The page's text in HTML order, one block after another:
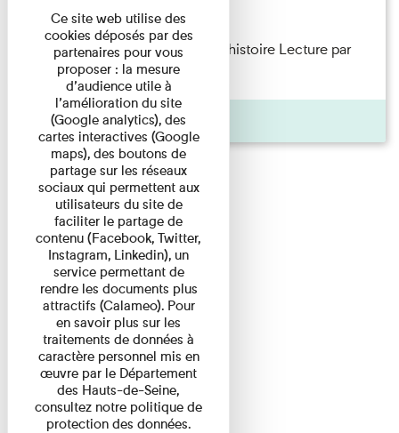
Lecture
Philippe Artières — Le dos de l’histoire Lecture par
l’auteur accompagné de ...
Pages
Ce site web utilise des
cookies déposés par des
partenaires pour vous
proposer : la mesure
d’audience utile à
l’amélioration du site
(Google analytics), des
cartes interactives (Google
maps), des boutons de
partage sur les réseaux
sociaux qui permettent aux
utilisateurs du site de
faciliter le partage de
contenu (Facebook, Twitter,
Instagram, Linkedin), un
service permettant de
rendre les documents plus
attractifs (Calameo). Pour
en savoir plus sur les
traitements de données à
caractère personnel mis en
œuvre par le Département
des Hauts-de-Seine,
consultez notre politique de
protection des données.